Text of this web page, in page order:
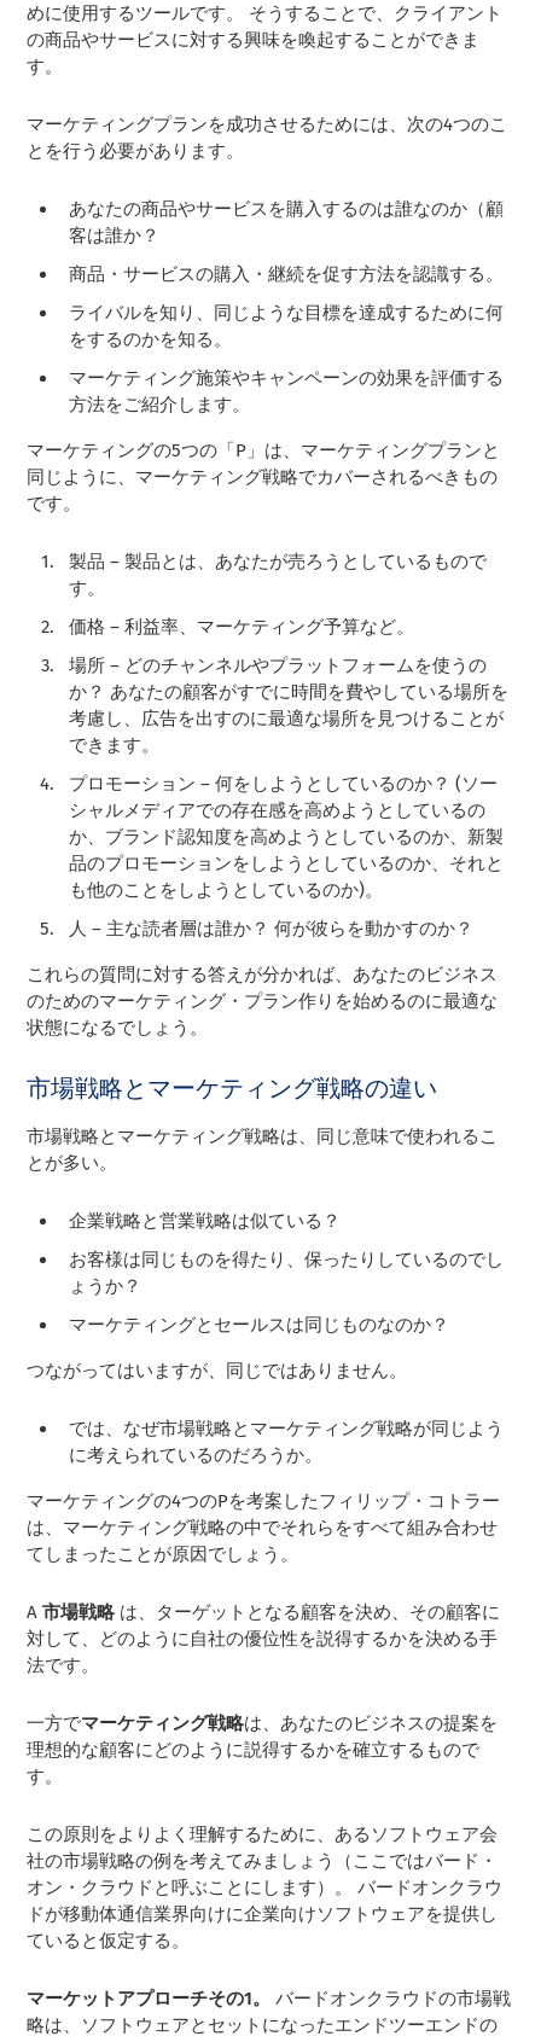
めに使用するツールです。 そうすることで、クライアント
の商品やサービスに対する興味を喚起することができま
す。
マーケティングプランを成功させるためには、次の4つのこ
とを行う必要があります。
あなたの商品やサービスを購入するのは誰なのか（顧
客は誰か？
商品・サービスの購入・継続を促す方法を認識する。
ライバルを知り、同じような目標を達成するために何
をするのかを知る。
マーケティング施策やキャンペーンの効果を評価する
方法をご紹介します。
マーケティングの5つの「P」は、マーケティングプランと
同じように、マーケティング戦略でカバーされるべきもの
です。
製品 – 製品とは、あなたが売ろうとしているもので
す。
価格 – 利益率、マーケティング予算など。
場所 – どのチャンネルやプラットフォームを使うの
か？ あなたの顧客がすでに時間を費やしている場所を
考慮し、広告を出すのに最適な場所を見つけることが
できます。
プロモーション – 何をしようとしているのか？ (ソー
シャルメディアでの存在感を高めようとしているの
か、ブランド認知度を高めようとしているのか、新製
品のプロモーションをしようとしているのか、それと
も他のことをしようとしているのか)。
人 – 主な読者層は誰か？ 何が彼らを動かすのか？
これらの質問に対する答えが分かれば、あなたのビジネス
のためのマーケティング・プラン作りを始めるのに最適な
状態になるでしょう。
市場戦略とマーケティング戦略の違い
市場戦略とマーケティング戦略は、同じ意味で使われるこ
とが多い。
企業戦略と営業戦略は似ている？
お客様は同じものを得たり、保ったりしているのでし
ょうか？
マーケティングとセールスは同じものなのか？
つながってはいますが、同じではありません。
では、なぜ市場戦略とマーケティング戦略が同じよう
に考えられているのだろうか。
マーケティングの4つのPを考案したフィリップ・コトラー
は、マーケティング戦略の中でそれらをすべて組み合わせ
てしまったことが原因でしょう。
A市場戦略 は、ターゲットとなる顧客を決め、その顧客に
対して、どのように自社の優位性を説得するかを決める手
法です。
一方でマーケティング戦略は、あなたのビジネスの提案を
理想的な顧客にどのように説得するかを確立するもので
す。
この原則をよりよく理解するために、あるソフトウェア会
社の市場戦略の例を考えてみましょう（ここではバード・
オン・クラウドと呼ぶことにします）。 バードオンクラウ
ドが移動体通信業界向けに企業向けソフトウェアを提供し
ていると仮定する。
マーケットアプローチその1。
バードオンクラウドの市場戦
略は、ソフトウェアとセットになったエンドツーエンドの